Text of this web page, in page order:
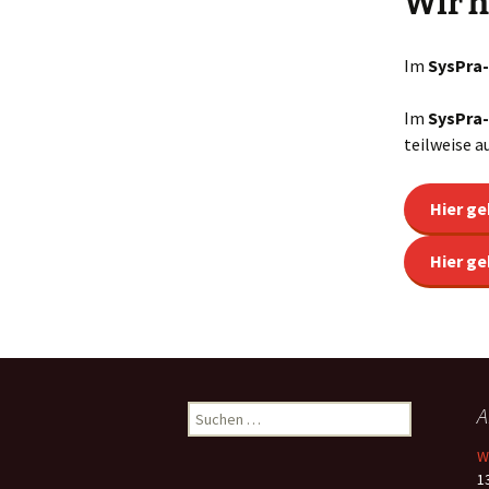
Im
Im
teilweise
Hier
Hier
Suchen
nach: